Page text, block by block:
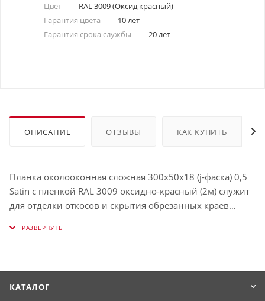
Цвет — RAL 3009 (Оксид красный)
Гарантия цвета — 10 лет
Гарантия срока службы — 20 лет
ОПИСАНИЕ ОТЗЫВЫ КАК КУПИТЬ
Планка околооконная сложная 300х50х18 (j-фаска) 0,5
Satin с пленкой RAL 3009 оксидно-красный (2м) служит
для отделки откосов и скрытия обрезанных краёв
выделяет его. Использование таких планок облегчает
КАТАЛОГ